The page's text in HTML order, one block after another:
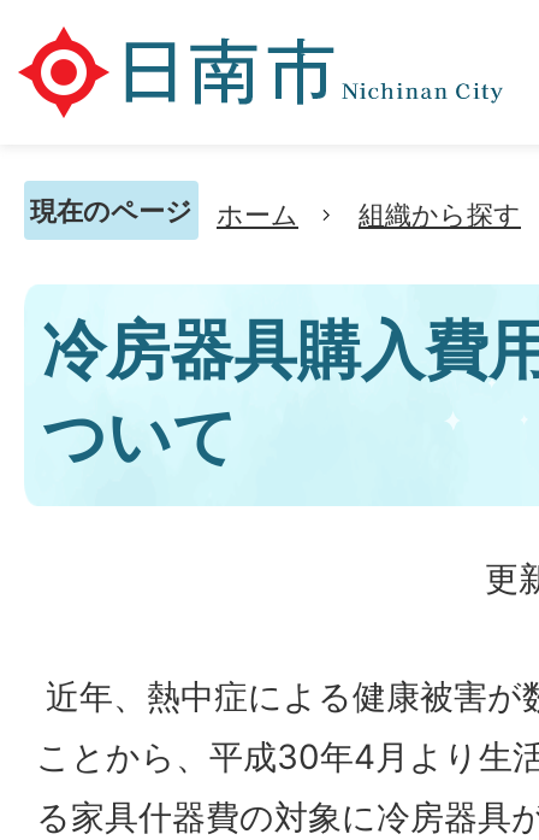
現在のページ ホーム 組織から探す
冷房器具購入費
ついて
更
近年、熱中症による健康被害
ことから、平成30年4月より生
る家具什器費の対象に冷房器具